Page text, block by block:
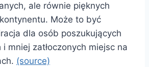
ale równie pięknych
Może to być
dla osób poszukujących
mniej zatłoczonych miejsc na
(source)